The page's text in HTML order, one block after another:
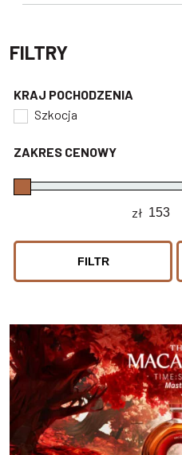
FILTRY
KRAJ POCHODZENIA
Szkocja
ZAKRES CENOWY
zł
FILTR